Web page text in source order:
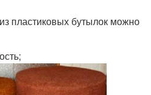
пластиковых бутылок можно